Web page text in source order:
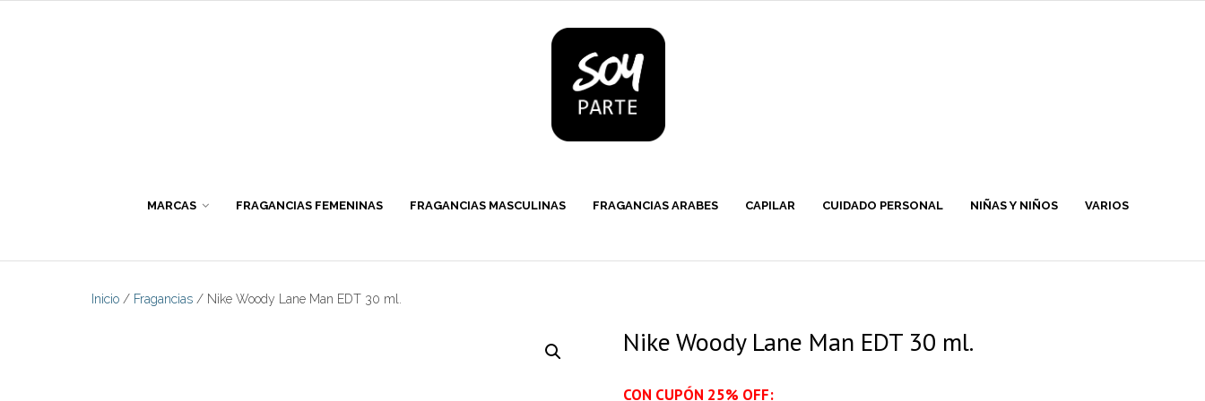
MARCAS FRAGANCIAS FEMENINAS FRAGANCIAS MASCULINAS FRAGANCIAS ARABES CAPILAR CUIDADO PERSONAL NIÑAS Y NIÑOS VARIOS
Inicio / Fragancias / Nike Woody Lane Man EDT 30 ml.
Nike Woody Lane Man EDT 30 ml.
CON CUPÓN 25% OFF: